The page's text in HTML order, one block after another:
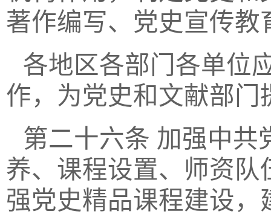
著作编写、党史宣传
各地区各部门各单位
作，为党史和文献部门
第二十六条 加强中共
养、课程设置、师资
强党史精品课程建设